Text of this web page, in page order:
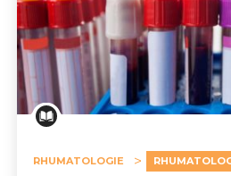
RHUMATOLOGIE